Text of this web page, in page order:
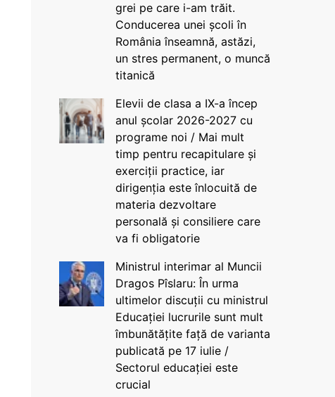
grei pe care i-am trăit.
Conducerea unei școli în
România înseamnă, astăzi,
un stres permanent, o muncă
titanică
Elevii de clasa a IX-a încep
anul școlar 2026-2027 cu
programe noi / Mai mult
timp pentru recapitulare și
exerciții practice, iar
dirigenția este înlocuită de
materia dezvoltare
personală și consiliere care
va fi obligatorie
Ministrul interimar al Muncii
Dragos Pîslaru: În urma
ultimelor discuții cu ministrul
Educației lucrurile sunt mult
îmbunătățite față de varianta
publicată pe 17 iulie /
Sectorul educației este
crucial